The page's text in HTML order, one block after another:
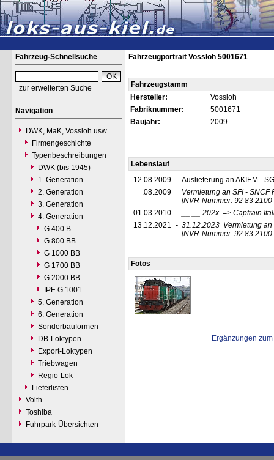
Fahrzeug-Schnellsuche
zur erweiterten Suche
Navigation
DWK, MaK, Vossloh usw.
Firmengeschichte
Typenbeschreibungen
DWK (bis 1945)
1. Generation
2. Generation
3. Generation
4. Generation
G 400 B
G 800 BB
G 1000 BB
G 1700 BB
G 2000 BB
IPE G 1001
5. Generation
6. Generation
Sonderbauformen
DB-Loktypen
Export-Loktypen
Triebwagen
Regio-Lok
Lieferlisten
Voith
Toshiba
Fuhrpark-Übersichten
Fahrzeugportrait Vossloh 5001671
Fahrzeugstamm
Hersteller:
Vossloh
Fabriknummer:
5001671
Baujahr:
2009
Lebenslauf
12.08.2009
Auslieferung an AKIEM -
__.08.2009
Vermietung an SFI -
[NVR-Nummer: 92 83 2100
01.03.2010 - __.__.202x => Captrain
13.12.2021 - 31.12.2023 Vermietung
[NVR-Nummer: 92 83 2100
Fotos
Ergänzungen